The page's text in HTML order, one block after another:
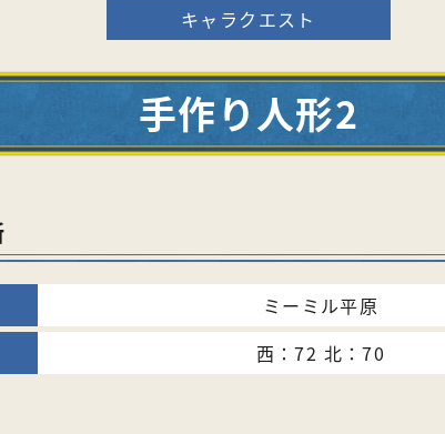
キャラクエスト
手作り人形2
ミーミル平原
西：72 北：70